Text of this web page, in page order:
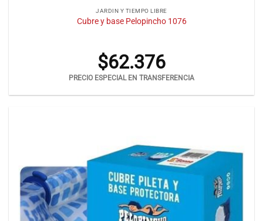
JARDIN Y TIEMPO LIBRE
Cubre y base Pelopincho 1076
$62.376
PRECIO ESPECIAL EN TRANSFERENCIA